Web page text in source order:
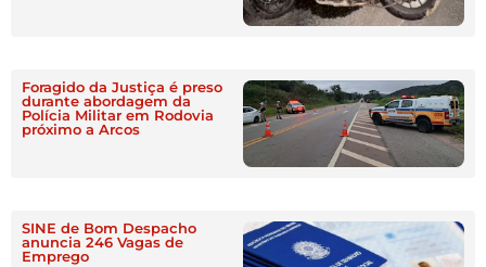
Foragido da Justiça é preso
durante abordagem da
Polícia Militar em Rodovia
próximo a Arcos
SINE de Bom Despacho
anuncia 246 Vagas de
Emprego